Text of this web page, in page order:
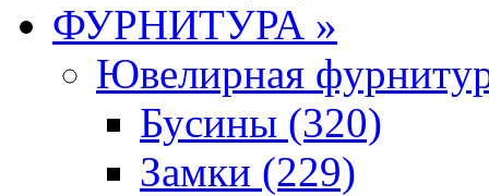
ФУРНИТУРА »
Ювелирная
Бусины (320)
Замки (229)